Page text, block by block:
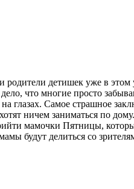
родители детишек уже в
что многие просто
глазах. Самое страшное
ничем заниматься по дому.
мамочки Пятницы,
будут делиться со